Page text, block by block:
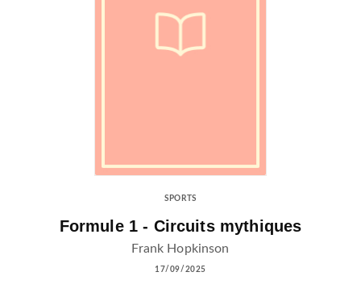
SPORTS
Formule 1 - Circuits mythiques
Frank Hopkinson
17/09/2025